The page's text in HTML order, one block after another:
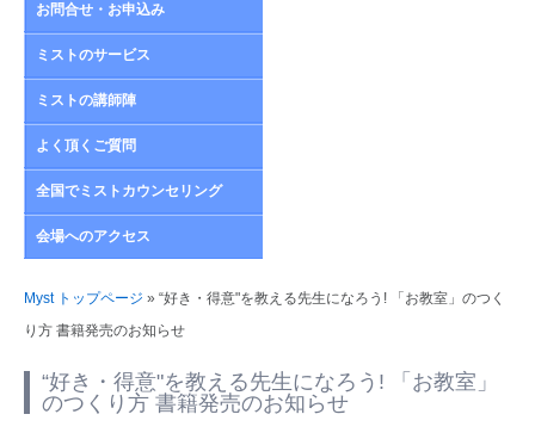
お問合せ・お申込み
ミストのサービス
ミストの講師陣
よく頂くご質問
全国でミストカウンセリング
会場へのアクセス
Myst トップページ » “好き・得意"を教える先生になろう! 「お教室」のつく
り方 書籍発売のお知らせ
“好き・得意"を教える先生になろう! 「お教室」
のつくり方 書籍発売のお知らせ